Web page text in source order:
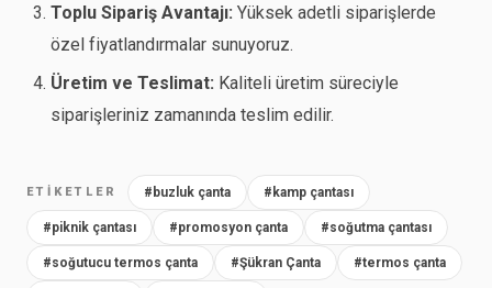
Toplu Sipariş Avantajı: Yüksek adetli siparişlerde
özel fiyatlandırmalar sunuyoruz.
Üretim ve Teslimat: Kaliteli üretim süreciyle
siparişleriniz zamanında teslim edilir.
ETIKETLER #buzluk çanta #kamp çantası
#piknik çantası #promosyon çanta #soğutma çantası
#soğutucu termos çanta #Şükran Çanta #termos çanta